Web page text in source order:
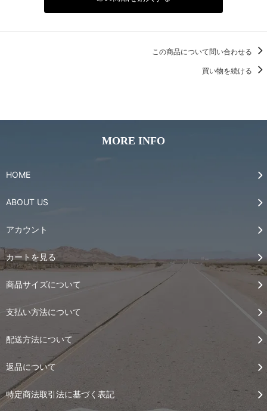
この商品について問い合わせる
買い物を続ける
MORE INFO
HOME
ABOUT US
アカウント
カートを見る
商品サイズについて
支払い方法について
配送方法について
返品について
特定商法取引法に基づく表記